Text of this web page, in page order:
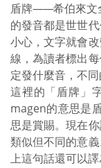
盾牌——希伯來
的發音都是世世
小心，文字就會
線，為讀者標出
定發什麼音，不同
這裡的「盾牌」
magen的意思是
思是賞賜。現在
類似但不同的意
上這句話還可以譯